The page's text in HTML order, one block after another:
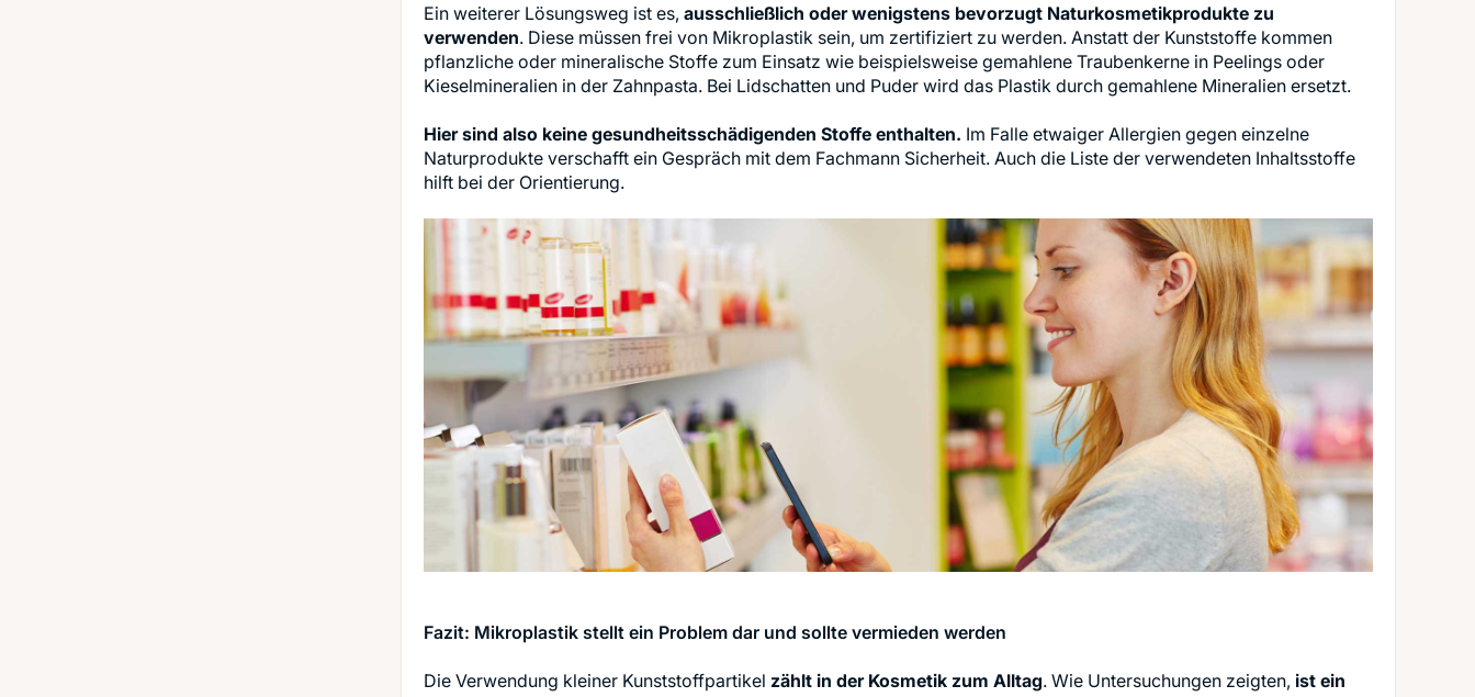
Ein weiterer Lösungsweg ist es, ausschließlich oder wenigstens bevorzugt Naturkosmetikprodukte zu
verwenden. Diese müssen frei von Mikroplastik sein, um zertifiziert zu werden. Anstatt der Kunststoffe kommen
pflanzliche oder mineralische Stoffe zum Einsatz wie beispielsweise gemahlene Traubenkerne in Peelings oder
Kieselmineralien in der Zahnpasta. Bei Lidschatten und Puder wird das Plastik durch gemahlene Mineralien ersetzt.
Hier sind also keine gesundheitsschädigenden Stoffe enthalten. Im Falle etwaiger Allergien gegen einzelne
Naturprodukte verschafft ein Gespräch mit dem Fachmann Sicherheit. Auch die Liste der verwendeten Inhaltsstoffe
hilft bei der Orientierung.
Fazit: Mikroplastik stellt ein Problem dar und sollte vermieden werden
Die Verwendung kleiner Kunststoffpartikel zählt in der Kosmetik zum Alltag. Wie Untersuchungen zeigten, ist ein